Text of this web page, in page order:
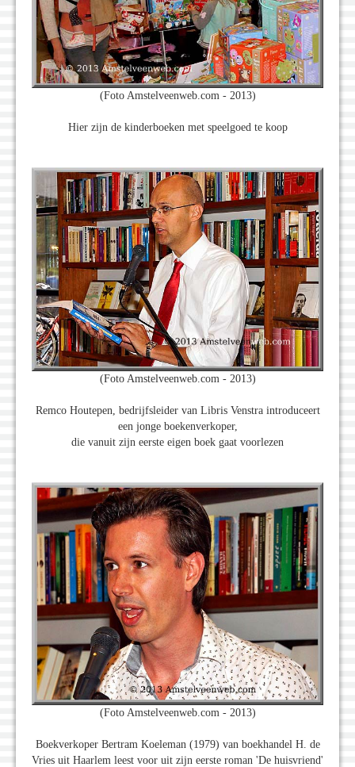
(Foto Amstelveenweb.com - 2013)
Hier zijn de kinderboeken met speelgoed te koop
(Foto Amstelveenweb.com - 2013)
Remco Houtepen, bedrijfsleider van Libris Venstra introduceert
een jonge boekenverkoper,
die vanuit zijn eerste eigen boek gaat voorlezen
(Foto Amstelveenweb.com - 2013)
Boekverkoper Bertram Koeleman (1979) van boekhandel H. de
Vries uit Haarlem leest voor uit zijn eerste roman 'De huisvriend'